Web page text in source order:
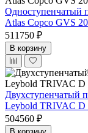
Одноступенчатый
Atlas Copco GVS
511750 ₽
В корзину
Двухступенчатый
Leybold TRIVAC D
504560 ₽